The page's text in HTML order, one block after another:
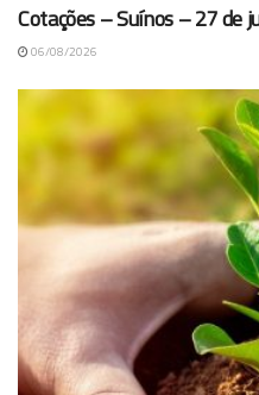
Cotações – Suínos – 27 de
06/08/2026